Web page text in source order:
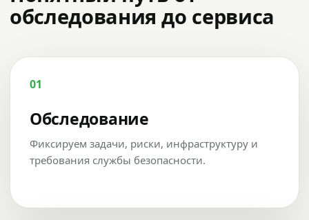
обследования до сервиса
01
Обследование
Фиксируем задачи, риски, инфраструктуру и
требования службы безопасности.